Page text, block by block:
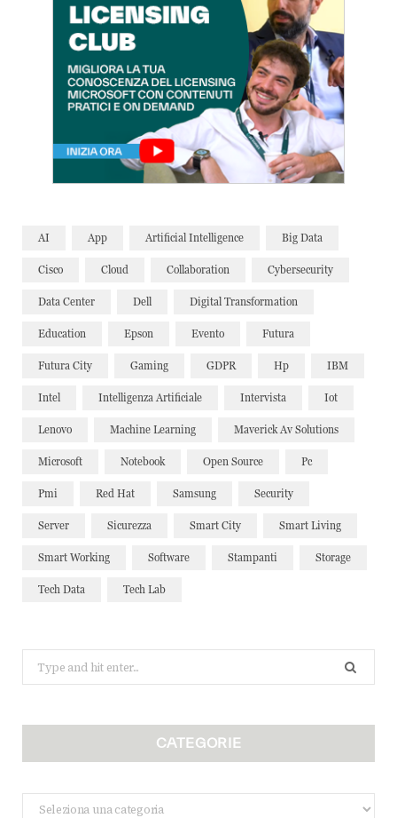
AI App Artificial Intelligence Big Data
Cisco Cloud Collaboration Cybersecurity
Data Center Dell Digital Transformation
Education Epson Evento Futura
Futura City Gaming GDPR Hp IBM
Intel Intelligenza Artificiale Intervista Iot
Lenovo Machine Learning Maverick Av Solutions
Microsoft Notebook Open Source Pc
Pmi Red Hat Samsung Security
Server Sicurezza Smart City Smart Living
Smart Working Software Stampanti Storage
Tech Data Tech Lab
for:
CATEGORIE
Categorie